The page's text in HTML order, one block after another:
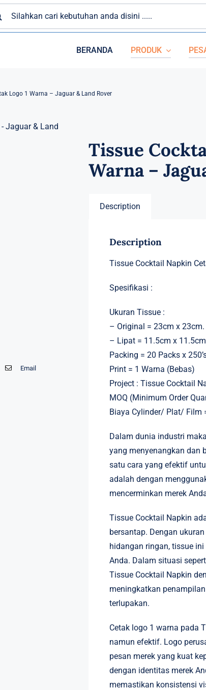
BERANDA PRODUK
Logo 1 Warna – Jaguar & Land Rover
Email
Tissue
Warna –
Description
Description
Tissue Cocktail Napkin
Spesifikasi :
Ukuran Tissue :
– Original = 23cm x 23cm.
– Lipat = 11.5cm x
Packing = 20 Packs x
Print = 1 Warna (Bebas)
Project : Tissue Cocktail
MOQ (Minimum Order
Biaya Cylinder/ Plat/ Film
Dalam dunia industri
yang menyenangkan dan
satu cara yang efektif
adalah dengan
mencerminkan merek
Tissue Cocktail Napkin
bersantap. Dengan
hidangan ringan, tissue
Anda. Dalam situasi
Tissue Cocktail Napkin
meningkatkan
terlupakan.
Cetak logo 1 warna pada
namun efektif. Logo
pesan merek yang kuat
dengan identitas merek
memastikan konsistensi